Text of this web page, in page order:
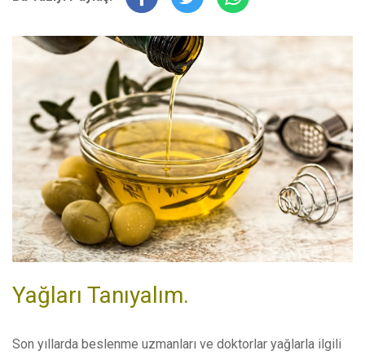
Yağları Tanıyalım.
Son yıllarda beslenme uzmanları ve doktorlar yağlarla ilgili